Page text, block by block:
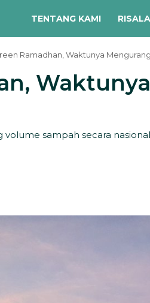
TENTANG KAMI
Ramadhan, Waktunya
sampah secara